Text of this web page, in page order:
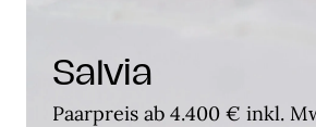
Salvia
Paarpreis ab 4.400 € inkl.